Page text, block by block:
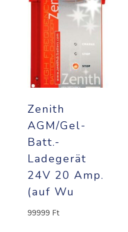
Zenith
AGM/Gel-
Batt.-
Ladegerät
24V 20 Amp.
(auf Wu
99999 Ft